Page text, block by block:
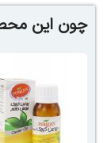
چون این